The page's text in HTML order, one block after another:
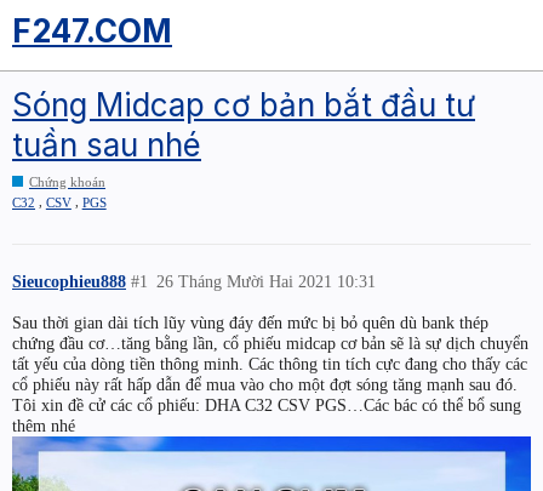
F247.COM
Sóng Midcap cơ bản bắt đầu tư
tuần sau nhé
Chứng khoán
C32
CSV PGS
Sieucophieu888 26 Tháng Mười Hai 2021 10:31
#1
Sau thời gian dài tích lũy vùng đáy đến mức bị bỏ quên dù bank thép
chứng đầu cơ…tăng bằng lần, cổ phiếu midcap cơ bản sẽ là sự dịch chuyển
tất yếu của dòng tiền thông minh. Các thông tin tích cực đang cho thấy các
cổ phiếu này rất hấp dẫn để mua vào cho một đợt sóng tăng mạnh sau đó.
Tôi xin đề cử các cổ phiếu: DHA C32 CSV PGS…Các bác có thể bổ sung
thêm nhé